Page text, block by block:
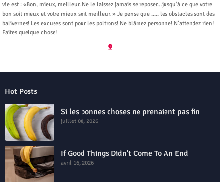
vie est : «Bon, mieux, meilleur. Ne le laissez jamais se reposer…jusqu'à ce que votre
bon soit mieux et votre mieux soit meilleur. » Je pense que ..... les obstacles sont des
balivernes! Les excuses sont pour les poltrons! Ne blâmez personne! N’attendez rien!
Faites quelque chose!
Hot Posts
Si les bonnes choses ne prenaient pas fin
juillet 08, 2026
If Good Things Didn't Come To An End
avril 16, 2026